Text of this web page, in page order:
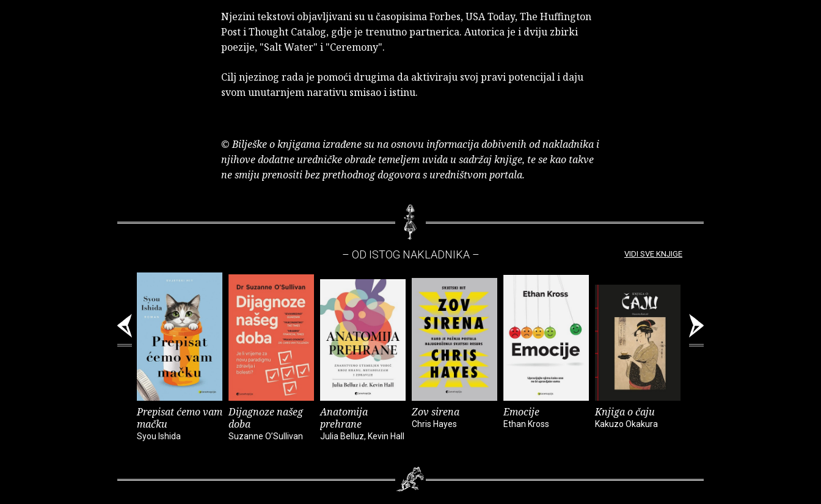
Njezini tekstovi objavljivani su u časopisima Forbes, USA Today, The Huffington
Post i Thought Catalog, gdje je trenutno partnerica. Autorica je i dviju zbirki
poezije, "Salt Water" i "Ceremony".
Cilj njezinog rada je pomoći drugima da aktiviraju svoj pravi potencijal i daju
svom unutarnjem narativu smisao i istinu.
© Bilješke o knjigama izrađene su na osnovu informacija dobivenih od nakladnika i
njihove dodatne uredničke obrade temeljem uvida u sadržaj knjige, te se kao takve
ne smiju prenositi bez prethodnog dogovora s uredništvom portala.
– OD ISTOG NAKLADNIKA –
Prepisat ćemo vam
mačku
Syou Ishida
Dijagnoze našeg
doba
Suzanne O’Sullivan
Anatomija
prehrane
Julia Belluz, Kevin Hall
Zov sirena
Chris Hayes
Emocije
Ethan Kross
Knjiga o čaju
Kakuzo Okakura
VIDI SVE KNJIGE